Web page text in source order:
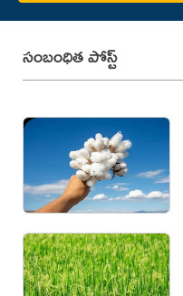
సంబంధిత పోస్ట్